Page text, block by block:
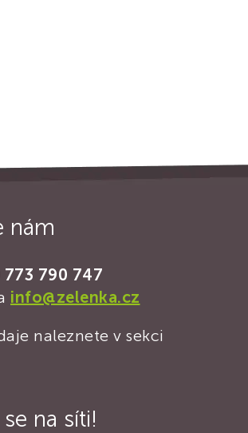
nám
773 790 747
info@zelenka.cz
naleznete v sekci
na síti!